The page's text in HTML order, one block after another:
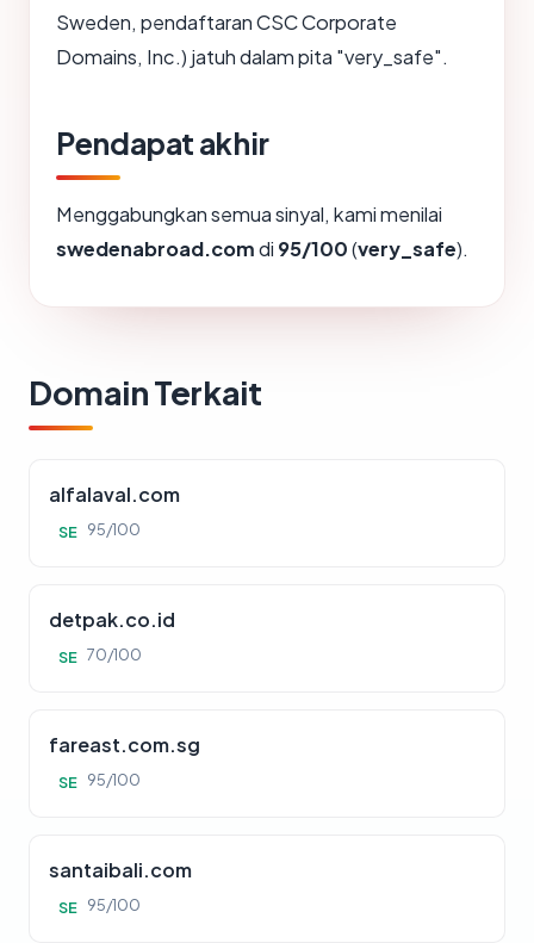
Sweden, pendaftaran CSC Corporate
Domains, Inc.) jatuh dalam pita "very_safe".
Pendapat akhir
Menggabungkan semua sinyal, kami menilai
swedenabroad.comdi 95/100(very_safe).
Domain Terkait
alfalaval.com
SE 95/100
detpak.co.id
SE 70/100
fareast.com.sg
SE 95/100
santaibali.com
SE 95/100